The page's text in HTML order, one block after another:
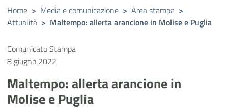
Condividi su Twitter
Condividi su LinkedIn
Home > Media e comunicazione > Area stampa >
Attualità > Maltempo: allerta arancione in Molise e Puglia
Comunicato Stampa
8 giugno 2022
Maltempo: allerta arancione in
Molise e Puglia